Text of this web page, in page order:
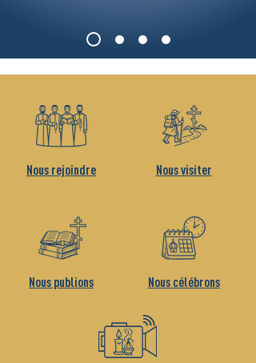
Nous rejoindre
Nous publions
Nous visiter
Nous célébrons